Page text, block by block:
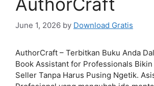
June 1, 2026 by Download Gratis
AuthorCraft – Terbitkan Buku Anda
Book Assistant for Professionals
Seller Tanpa Harus Pusing Ngetik.